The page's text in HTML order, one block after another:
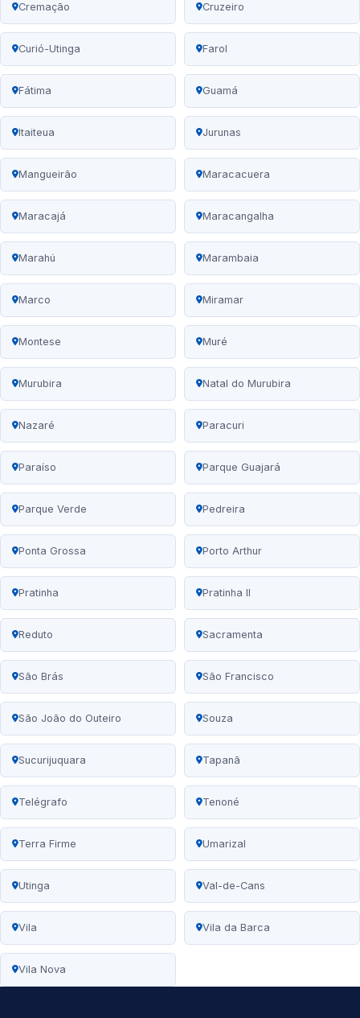
Cremação Cruzeiro
Curió-Utinga Farol
Fátima Guamá
Itaiteua Jurunas
Mangueirão Maracacuera
Maracajá Maracangalha
Marahú Marambaia
Marco Miramar
Montese Muré
Murubira Natal do Murubira
Nazaré Paracuri
Paraíso Parque Guajará
Parque Verde Pedreira
Ponta Grossa Porto Arthur
Pratinha Pratinha II
Reduto Sacramenta
São Brás São Francisco
São João do Outeiro Souza
Sucurijuquara Tapanã
Telégrafo Tenoné
Terra Firme Umarizal
Utinga Val-de-Cans
Vila Vila da Barca
Vila Nova